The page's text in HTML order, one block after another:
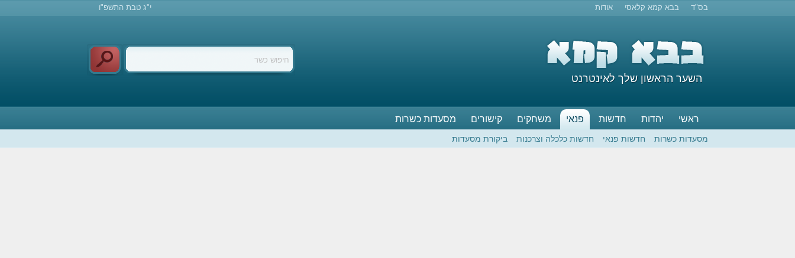
בס"ד בבא קמא קלאסי אודות י"ג טבת התשפ"ו
השער הראשון שלך לאינטרנט
ראשי יהדות חדשות פנאי משחקים קישורים מסעדות כשרות
מסעדות כשרות חדשות פנאי חדשות כלכלה וצרכנות ביקורת מסעדות